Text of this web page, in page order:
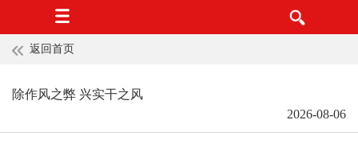
返回首页
除作风之弊 兴实干之风
2026-08-06